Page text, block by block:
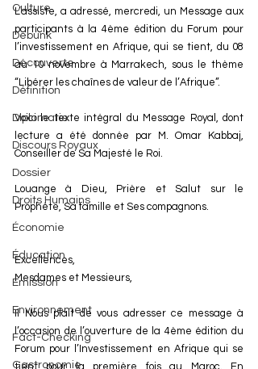
Culture
Debunk
Découverte
Définition
Diplomatie
Discours Royaux
Dossier
Droits Humains
Économie
Éducation
Émission
Environnement
Fact-Checking
Gastronomie
L’assiste, a adressé, mercredi, un Message aux
participants à la 4ème édition du Forum pour
l’investissement en Afrique, qui se tient, du 08
au 10 novembre à Marrakech, sous le thème
“Libérer les chaînes de valeur de l’Afrique”.
Voici le texte intégral du Message Royal, dont
lecture a été donnée par M. Omar Kabbaj,
Conseiller de Sa Majesté le Roi.
Louange à Dieu, Prière et Salut sur le
Prophète, Sa famille et Ses compagnons.
Excellences,
Mesdames et Messieurs,
Il Nous plait de vous adresser ce message à
l’occasion de l’ouverture de la 4ème édition du
Forum pour l’Investissement en Afrique qui se
tient pour la première fois au Maroc. En